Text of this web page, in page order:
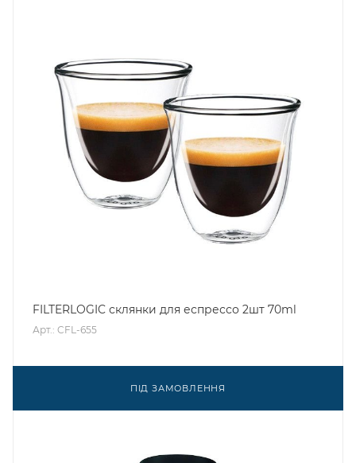
FILTERLOGIC склянки для еспрессо 2шт 70ml
Арт.: CFL-655
ПІД ЗАМОВЛЕННЯ